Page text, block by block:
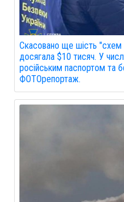
Скасовано ще шість "схем
досягала $10 тисяч. У
російським паспортом та
ФОТОрепортаж.